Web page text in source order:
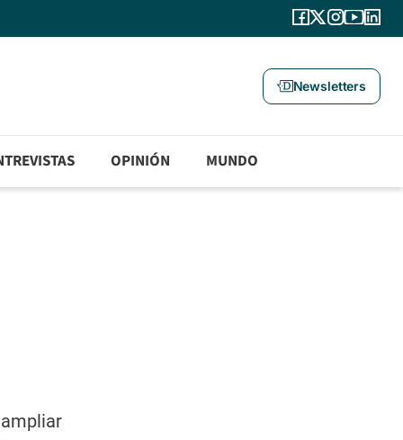
Newsletters
OPINIÓN MUNDO